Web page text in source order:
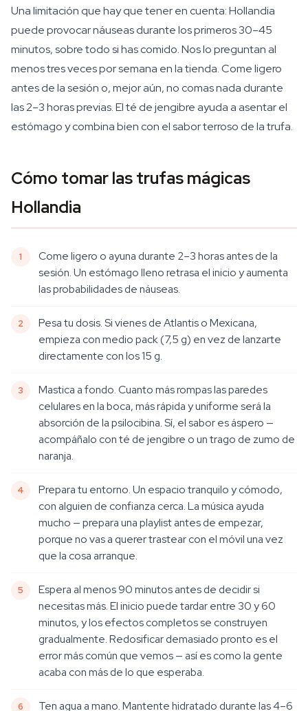
Una limitación que hay que tener en cuenta: Hollandia
puede provocar náuseas durante los primeros 30–45
minutos, sobre todo si has comido. Nos lo preguntan al
menos tres veces por semana en la tienda. Come ligero
antes de la sesión o, mejor aún, no comas nada durante
las 2–3 horas previas. El té de jengibre ayuda a asentar el
estómago y combina bien con el sabor terroso de la trufa.
Cómo tomar las trufas mágicas
Hollandia
Come ligero o ayuna durante 2–3 horas antes de la
sesión. Un estómago lleno retrasa el inicio y aumenta
las probabilidades de náuseas.
Pesa tu dosis. Si vienes de Atlantis o Mexicana,
empieza con medio pack (7,5 g) en vez de lanzarte
directamente con los 15 g.
Mastica a fondo. Cuanto más rompas las paredes
celulares en la boca, más rápida y uniforme será la
absorción de la psilocibina. Sí, el sabor es áspero —
acompáñalo con té de jengibre o un trago de zumo de
naranja.
Prepara tu entorno. Un espacio tranquilo y cómodo,
con alguien de confianza cerca. La música ayuda
mucho — prepara una playlist antes de empezar,
porque no vas a querer trastear con el móvil una vez
que la cosa arranque.
Espera al menos 90 minutos antes de decidir si
necesitas más. El inicio puede tardar entre 30 y 60
minutos, y los efectos completos se construyen
gradualmente. Redosificar demasiado pronto es el
error más común que vemos — así es como la gente
acaba con más de lo que esperaba.
Ten agua a mano. Mantente hidratado durante las 4–6